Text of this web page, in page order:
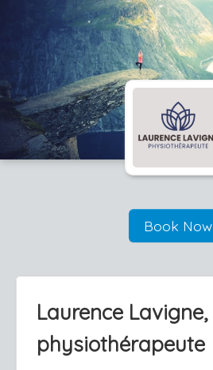
Book Now
Laurence Lavigne,
physiothérapeute